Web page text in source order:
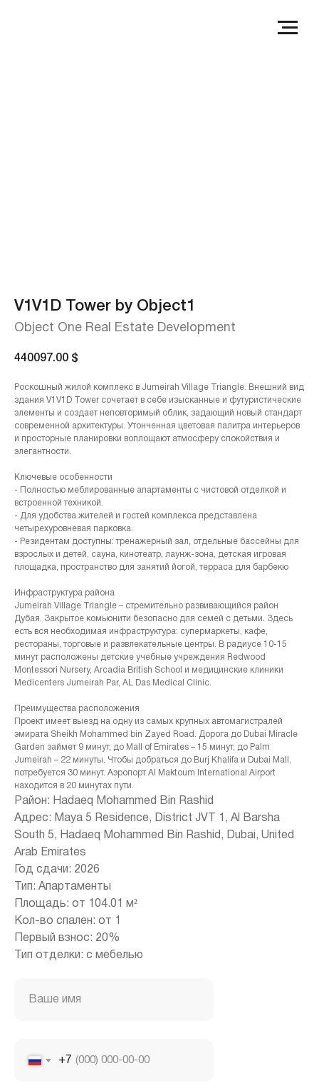
V1V1D Tower by Object1
Object One Real Estate Development
440097.00 $
Роскошный жилой комплекс в Jumeirah Village Triangle. Внешний вид
здания V1V1D Tower сочетает в себе изысканные и футуристические
элементы и создает неповторимый облик, задающий новый стандарт
современной архитектуры. Утонченная цветовая палитра интерьеров
и просторные планировки воплощают атмосферу спокойствия и
элегантности.
Ключевые особенности
- Полностью меблированные апартаменты с чистовой отделкой и
встроенной техникой.
- Для удобства жителей и гостей комплекса представлена
четырехуровневая парковка.
- Резидентам доступны: тренажерный зал, отдельные бассейны для
взрослых и детей, сауна, кинотеатр, лаунж-зона, детская игровая
площадка, пространство для занятий йогой, терраса для барбекю
Инфраструктура района
Jumeirah Village Triangle – стремительно развивающийся район
Дубая. Закрытое комьюнити безопасно для семей с детьми. Здесь
есть вся необходимая инфраструктура: супермаркеты, кафе,
рестораны, торговые и развлекательные центры. В радиусе 10-15
минут расположены детские учебные учреждения Redwood
Montessori Nursery, Arcadia British School и медицинские клиники
Medicenters Jumeirah Par, AL Das Medical Clinic.
Преимущества расположения
Проект имеет выезд на одну из самых крупных автомагистралей
эмирата Sheikh Mohammed bin Zayed Road. Дорога до Dubai Miracle
Garden займет 9 минут, до Mall of Emirates – 15 минут, до Palm
Jumeirah – 22 минуты. Чтобы добраться до Burj Khalifa и Dubai Mall,
потребуется 30 минут. Аэропорт Al Maktoum International Airport
находится в 20 минутах пути.
Район: Hadaeq Mohammed Bin Rashid
Адрес: Maya 5 Residence, District JVT 1, Al Barsha
South 5, Hadaeq Mohammed Bin Rashid, Dubai, United
Arab Emirates
Год сдачи: 2026
Тип: Апартаменты
Площадь: от 104.01 м²
Кол-во спален: от 1
Первый взнос: 20%
Тип отделки: с мебелью
Ваше имя
+7
+971 (4) 412-5007
Company license: 1128098